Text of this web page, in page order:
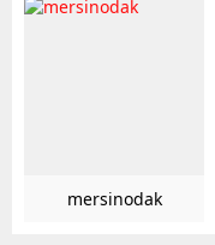
mersinodak